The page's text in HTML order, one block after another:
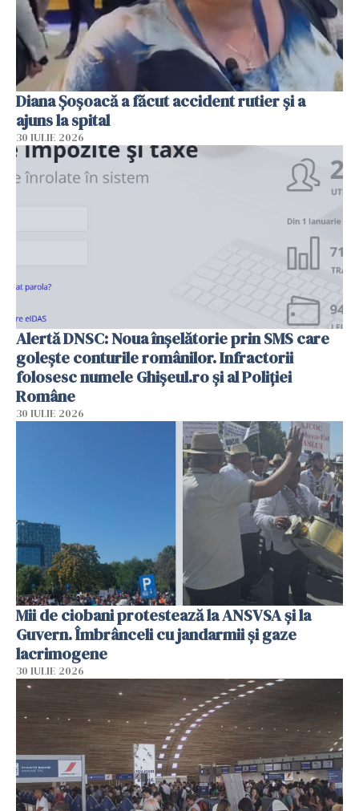
Diana Șoșoacă a făcut accident rutier și a
ajuns la spital
30 IULIE 2026
Alertă DNSC: Noua înșelătorie prin SMS care
golește conturile românilor. Infractorii
folosesc numele Ghișeul.ro și al Poliției
Române
30 IULIE 2026
Mii de ciobani protestează la ANSVSA și la
Guvern. Îmbrânceli cu jandarmii și gaze
lacrimogene
30 IULIE 2026